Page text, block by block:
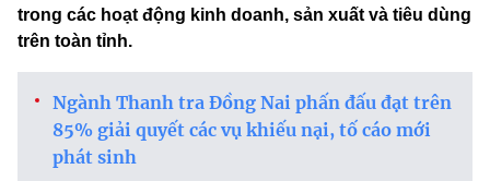
trong các hoạt động kinh doanh, sản xuất và tiêu dùng
trên toàn tỉnh.
Ngành Thanh tra Đồng Nai phấn đấu đạt trên
85% giải quyết các vụ khiếu nại, tố cáo mới
phát sinh